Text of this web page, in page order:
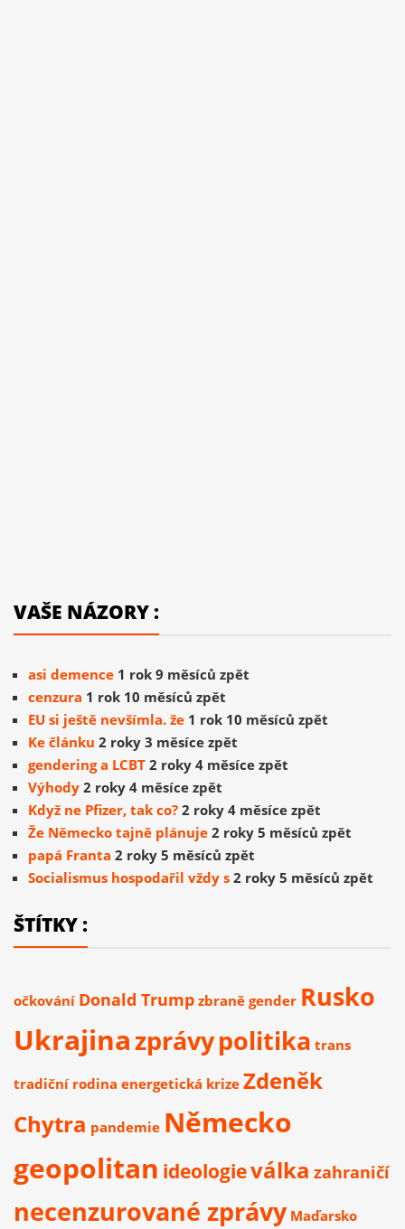
VAŠE NÁZORY :
asi demence 1 rok 9 měsíců zpět
cenzura 1 rok 10 měsíců zpět
EU si ještě nevšímla. že 1 rok 10 měsíců zpět
Ke článku 2 roky 3 měsíce zpět
gendering a LCBT 2 roky 4 měsíce zpět
Výhody 2 roky 4 měsíce zpět
Když ne Pfizer, tak co? 2 roky 4 měsíce zpět
Že Německo tajně plánuje 2 roky 5 měsíců zpět
papá Franta 2 roky 5 měsíců zpět
Socialismus hospodařil vždy s 2 roky 5 měsíců zpět
ŠTÍTKY :
očkování Donald Trump zbraně gender Rusko
Ukrajinazprávypolitika trans
tradiční rodina energetická krize Zdeněk
Chytra pandemie Německo
geopolitan ideologieválka zahraničí
necenzurované zprávy Maďarsko